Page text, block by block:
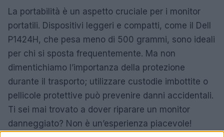
La portabilità è un aspetto cruciale per i monitor
portatili. Dispositivi leggeri e compatti, come il Dell
P1424H, che pesa meno di 500 grammi, sono ideali
per chi si sposta frequentemente. Ma non
dimentichiamo l’importanza della protezione
durante il trasporto; utilizzare custodie imbottite o
pellicole protettive può prevenire danni accidentali.
Ti sei mai trovato a dover riparare un monitor
danneggiato? Non è un’esperienza piacevole!